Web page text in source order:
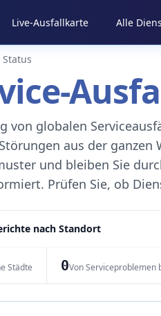
Live-Ausfallkarte Alle
Status
von globalen
aus der ganzen
und bleiben Sie
Prüfen Sie, ob
nach Standort
Städte 0Von Serviceproblemen